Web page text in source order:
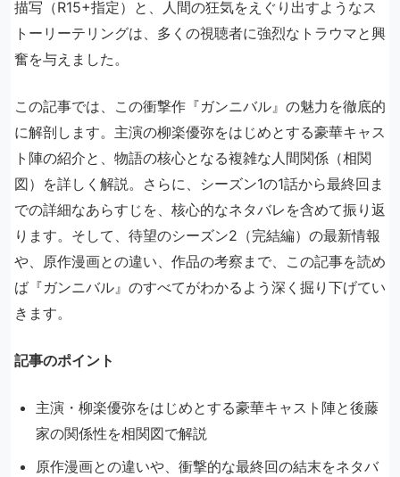
描写（R15+指定）と、人間の狂気をえぐり出すようなス
トーリーテリングは、多くの視聴者に強烈なトラウマと興
奮を与えました。
この記事では、この衝撃作『ガンニバル』の魅力を徹底的
に解剖します。主演の柳楽優弥をはじめとする豪華キャス
ト陣の紹介と、物語の核心となる複雑な人間関係（相関
図）を詳しく解説。さらに、シーズン1の1話から最終回ま
での詳細なあらすじを、核心的なネタバレを含めて振り返
ります。そして、待望のシーズン2（完結編）の最新情報
や、原作漫画との違い、作品の考察まで、この記事を読め
ば『ガンニバル』のすべてがわかるよう深く掘り下げてい
きます。
記事のポイント
主演・柳楽優弥をはじめとする豪華キャスト陣と後藤
家の関係性を相関図で解説
原作漫画との違いや、衝撃的な最終回の結末をネタバ